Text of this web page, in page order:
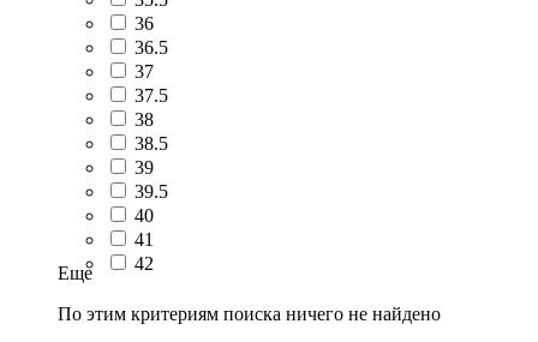
36
36.5
37
37.5
38
38.5
39
39.5
40
41
42
Еще
По этим критериям поиска ничего не найдено